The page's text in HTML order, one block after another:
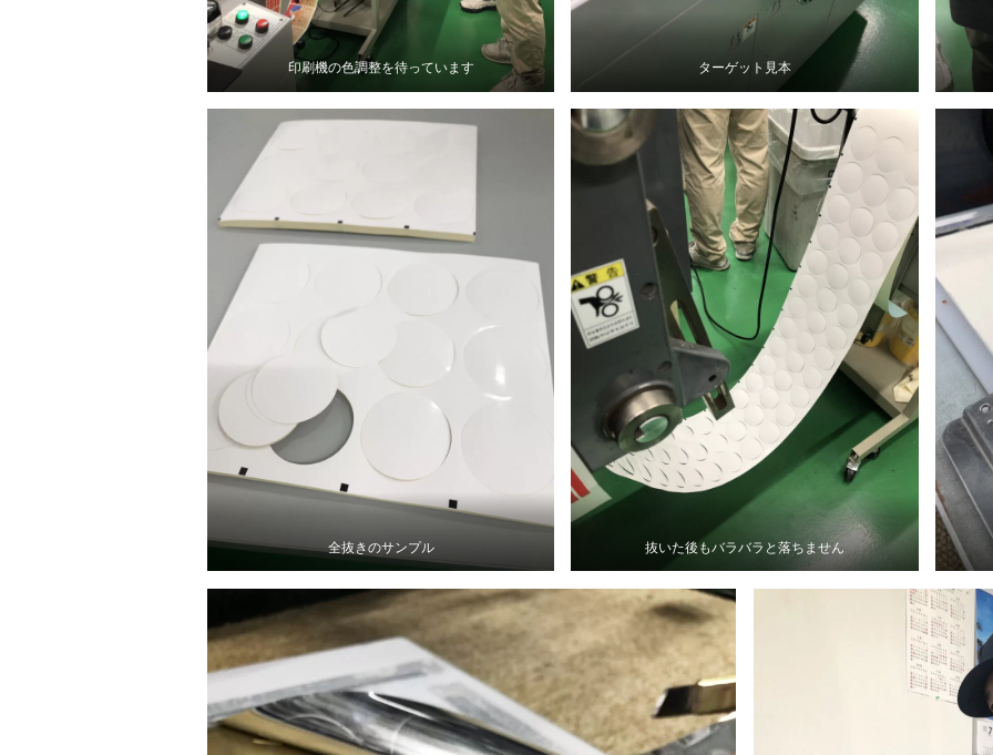
印刷機の色調整を待っています ターゲット見本
全抜きのサンプル 抜いた後もバラバラと落ちません